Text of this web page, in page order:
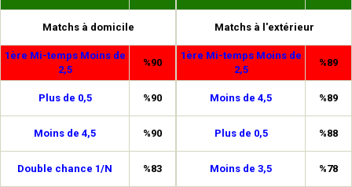
Matchs à domicile
1ère Mi-temps Moins de
2,5
%90
Plus de 0,5 %90
Moins de 4,5 %90
Double chance 1/N %83
Matchs à l'extérieur
1ère Mi-temps Moins de
2,5
%89
Moins de 4,5 %89
Plus de 0,5 %88
Moins de 3,5 %78